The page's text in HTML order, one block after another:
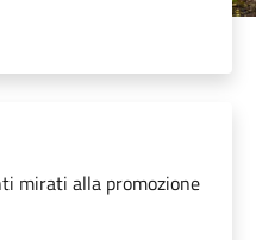
mirati alla promozione